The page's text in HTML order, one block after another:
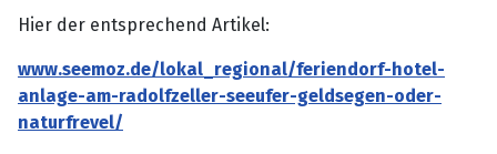
Hier der entsprechend Artikel:
www.seemoz.de/lokal_regional/feriendorf-hotel-
anlage-am-radolfzeller-seeufer-geldsegen-oder-
naturfrevel/